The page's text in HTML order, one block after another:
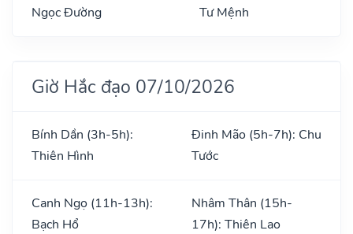
Ngọc Đường
Tư Mệnh
Giờ Hắc đạo 07/10/2026
Bính Dần (3h-5h):
Thiên Hình
Đinh Mão (5h-7h): Chu
Tước
Canh Ngọ (11h-13h):
Bạch Hổ
Nhâm Thân (15h-
17h): Thiên Lao